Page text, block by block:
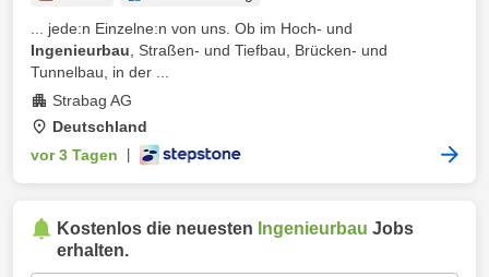
... jede:n Einzelne:n von uns. Ob im Hoch- und
Ingenieurbau , Straßen- und Tiefbau, Brücken- und
Tunnelbau, in der ...
Strabag AG
Deutschland
vor 3 Tagen
Kostenlos die neuesten Ingenieurbau Jobs
erhalten.